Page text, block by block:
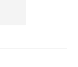
recitant
luna luna” i
els poemes